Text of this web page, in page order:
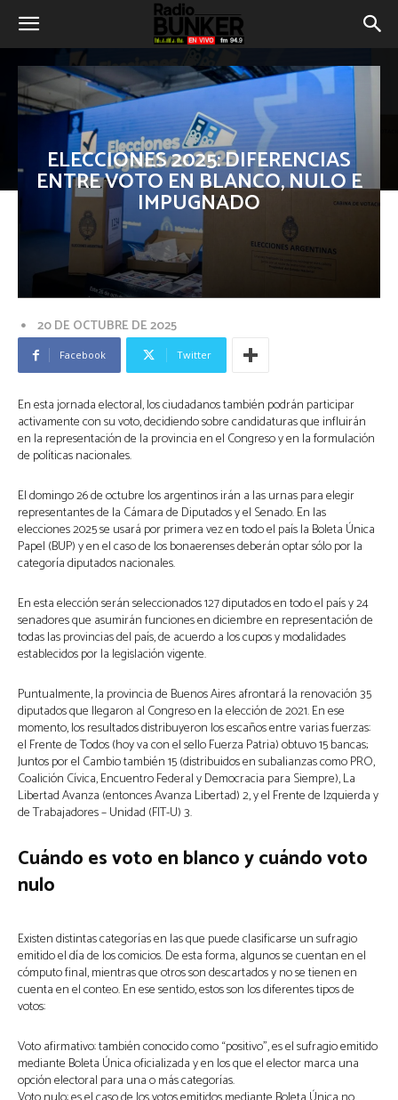
ELECCIONES 2025: DIFERENCIAS
ENTRE VOTO EN BLANCO, NULO E
IMPUGNADO
20 DE OCTUBRE DE 2025
Facebook Twitter
En esta jornada electoral, los ciudadanos también podrán participar
activamente con su voto, decidiendo sobre candidaturas que influirán
en la representación de la provincia en el Congreso y en la formulación
de políticas nacionales.
El domingo 26 de octubre los argentinos irán a las urnas para elegir
representantes de la Cámara de Diputados y el Senado. En las
elecciones 2025 se usará por primera vez en todo el país la Boleta Única
Papel (BUP) y en el caso de los bonaerenses deberán optar sólo por la
categoría diputados nacionales.
En esta elección serán seleccionados 127 diputados en todo el país y 24
senadores que asumirán funciones en diciembre en representación de
todas las provincias del país, de acuerdo a los cupos y modalidades
establecidos por la legislación vigente.
Puntualmente, la provincia de Buenos Aires afrontará la renovación 35
diputados que llegaron al Congreso en la elección de 2021. En ese
momento, los resultados distribuyeron los escaños entre varias fuerzas:
el Frente de Todos (hoy va con el sello Fuerza Patria) obtuvo 15 bancas;
Juntos por el Cambio también 15 (distribuidos en subalianzas como PRO,
Coalición Cívica, Encuentro Federal y Democracia para Siempre), La
Libertad Avanza (entonces Avanza Libertad) 2, y el Frente de Izquierda y
de Trabajadores – Unidad (FIT-U) 3.
Cuándo es voto en blanco y cuándo voto
nulo
Existen distintas categorías en las que puede clasificarse un sufragio
emitido el día de los comicios. De esta forma, algunos se cuentan en el
cómputo final, mientras que otros son descartados y no se tienen en
cuenta en el conteo. En ese sentido, estos son los diferentes tipos de
votos:
Voto afirmativo: también conocido como “positivo”, es el sufragio emitido
mediante Boleta Única oficializada y en los que el elector marca una
opción electoral para una o más categorías.